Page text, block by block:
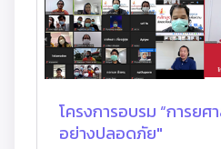
โครงการอบรม “การยศ
อย่างปลอดภัย"